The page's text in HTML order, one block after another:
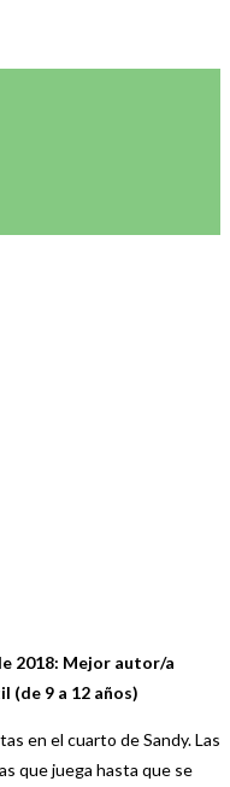
2018: Mejor autor/a
(de 9 a 12 años)
en el cuarto de Sandy. Las
que juega hasta que se